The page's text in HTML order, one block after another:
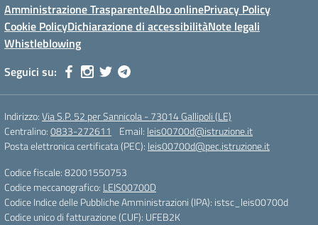
Amministrazione TrasparenteAlbo onlinePrivacy Policy
Cookie PolicyDichiarazione di accessibilitàNote legali
Whistleblowing
Seguici su:
Indirizzo:Via S.P. 52 per Sannicola - 73014 Gallipoli (LE)
Centralino:0833-272611 Email: leis00700d@istruzione.it
Posta elettronica certificata (PEC): leis00700d@pec.istruzione.it
Codice fiscale: 82001550753
Codice meccanografico: LEIS00700D
Codice Indice delle Pubbliche Amministrazioni (IPA): istsc_leis00700d
Codice unico di fatturazione (CUF): UFEB2K